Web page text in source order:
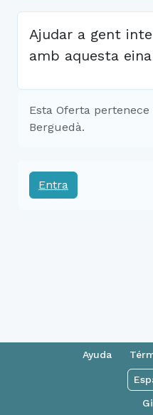
Ajudar a gent
amb aquesta
Esta Oferta
Berguedà.
Entra
Ayuda